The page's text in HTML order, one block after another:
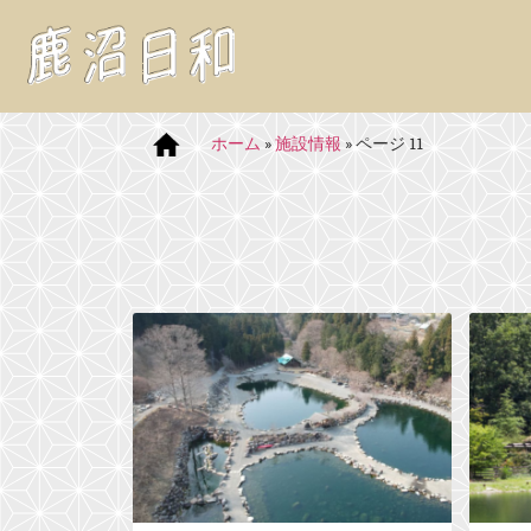
ホーム »施設情報 »ページ 11